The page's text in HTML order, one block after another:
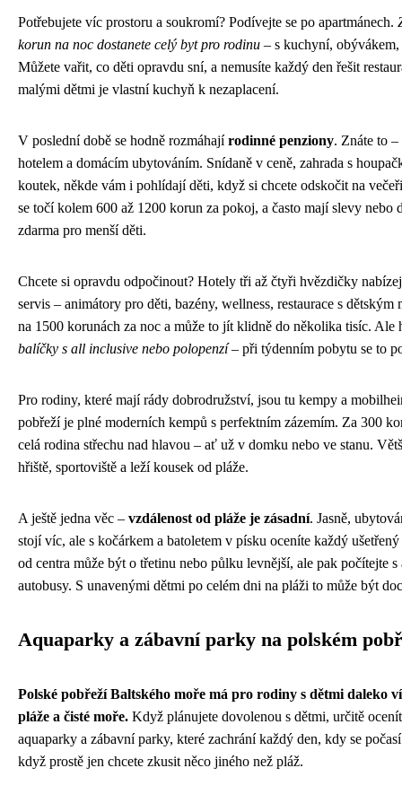
Potřebujete víc prostoru a soukromí? Podívejte se po apartmánech.
korun na noc dostanete celý byt pro rodinu – s kuchyní,
Můžete vařit, co děti opravdu sní, a nemusíte každý den řešit
malými dětmi je vlastní kuchyň k nezaplacení.
V poslední době se hodně rozmáhajírodinné penziony. Znáte to
hotelem a domácím ubytováním. Snídaně v ceně, zahrada s
koutek, někde vám i pohlídají děti, když si chcete odskočit na
se točí kolem 600 až 1200 korun za pokoj, a často mají slevy nebo
zdarma pro menší děti.
Chcete si opravdu odpočinout? Hotely tři až čtyři hvězdičky
servis – animátory pro děti, bazény, wellness, restaurace s dětským
na 1500 korunách za noc a může to jít klidně do několika tisíc. Ale
balíčky s all inclusive nebo polopenzí– při týdenním pobytu se to
Pro rodiny, které mají rády dobrodružství, jsou tu kempy a
pobřeží je plné moderních kempů s perfektním zázemím. Za 300
celá rodina střechu nad hlavou – ať už v domku nebo ve stanu.
hřiště, sportoviště a leží kousek od pláže.
A ještě jedna věc – vzdálenost od pláže je zásadní. Jasně,
stojí víc, ale s kočárkem a batoletem v písku oceníte každý
od centra může být o třetinu nebo půlku levnější, ale pak počítejte s
autobusy. S unavenými dětmi po celém dni na pláži to může být
Aquaparky a zábavní parky na polském
Polské pobřeží Baltského moře má pro rodiny s dětmi daleko
pláže a čisté moře. Když plánujete dovolenou s dětmi, určitě
aquaparky a zábavní parky, které zachrání každý den, kdy se
když prostě jen chcete zkusit něco jiného než pláž.